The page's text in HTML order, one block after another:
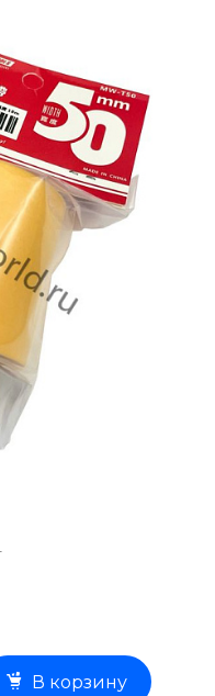
В корзину